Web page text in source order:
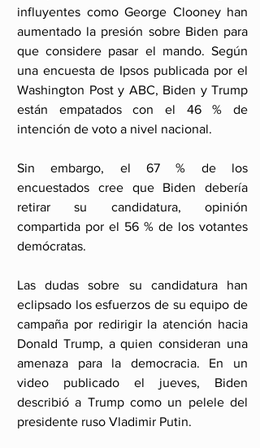
influyentes como George Clooney han
aumentado la presión sobre Biden para
que considere pasar el mando. Según
una encuesta de Ipsos publicada por el
Washington Post y ABC, Biden y Trump
están empatados con el 46 % de
intención de voto a nivel nacional.
Sin embargo, el 67 % de los
encuestados cree que Biden debería
retirar su candidatura, opinión
compartida por el 56 % de los votantes
demócratas.
Las dudas sobre su candidatura han
eclipsado los esfuerzos de su equipo de
campaña por redirigir la atención hacia
Donald Trump, a quien consideran una
amenaza para la democracia. En un
video publicado el jueves, Biden
describió a Trump como un pelele del
presidente ruso Vladimir Putin.